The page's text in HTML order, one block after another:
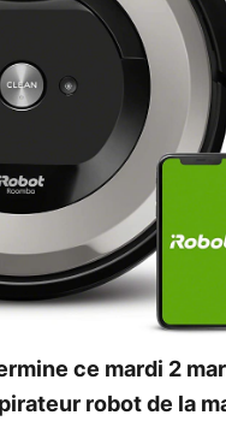
ce mardi 2
robot de la